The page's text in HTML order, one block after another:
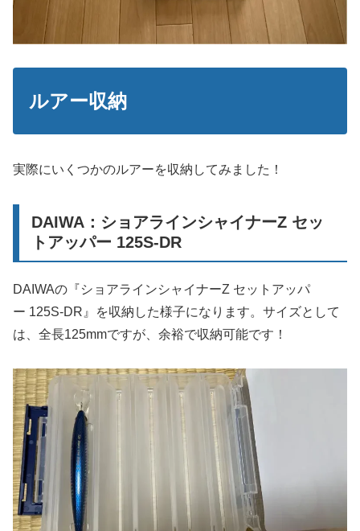
ルアー収納
実際にいくつかのルアーを収納してみました！
DAIWA：ショアラインシャイナーZ セッ
トアッパー 125S-DR
DAIWAの『ショアラインシャイナーZ セットアッパ
ー 125S-DR』を収納した様子になります。サイズとして
は、全長125mmですが、余裕で収納可能です！